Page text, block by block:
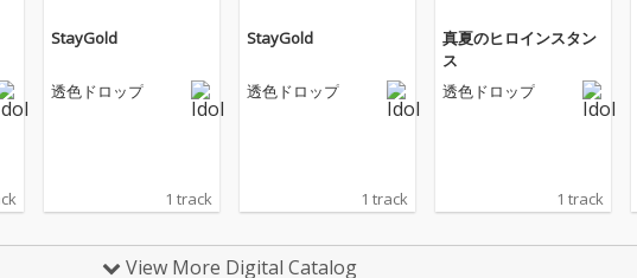
StayGold
透色ドロップ
1 track
StayGold
透色ドロップ
1 track
真夏のヒロインスタン
ス
透色ドロップ
1 track
View More Digital Catalog